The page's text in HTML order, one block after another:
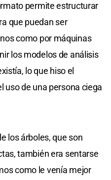
permite estructurar
que puedan ser
como por máquinas
los modelos de análisis
lo que hiso el
uso de una persona ciega
los árboles, que son
también era sentarse
como le venía mejor